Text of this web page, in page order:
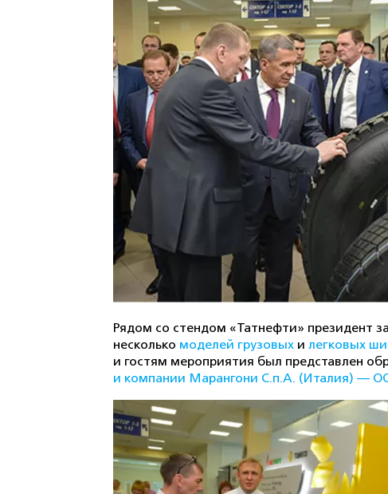
Рядом со стендом «Татнефти» президент
несколько моделей грузовых и легковых
и гостям мероприятия был представлен
и компании Марангони С.п.А. (Италия) —